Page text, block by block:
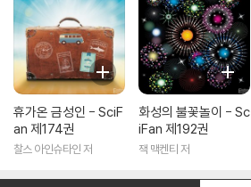
휴가온 금성인 - SciF
an 제174권
찰스 아인슈타인 저
화성의 불꽃놀이 - Sc
iFan 제192권
잭 맥켄티 저